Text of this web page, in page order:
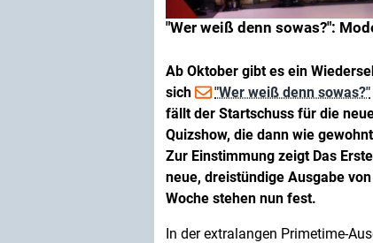
"Wer weiß denn sowas?":
Ab Oktober gibt es ein
sich
"Wer weiß denn sowas?"
fällt der Startschuss für die
Quizshow, die dann wie
Zur Einstimmung zeigt Das
neue, dreistündige Ausgabe
Woche stehen nun fest.
In der extralangen Primetime-